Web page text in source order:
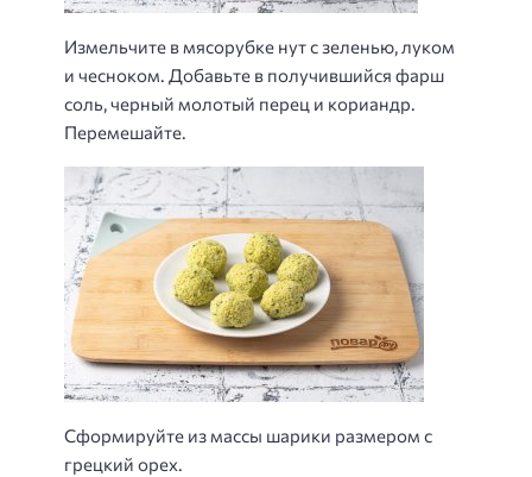
Измельчите в мясорубке нут с зеленью, луком
и чесноком. Добавьте в получившийся фарш
соль, черный молотый перец и кориандр.
Перемешайте.
Сформируйте из массы шарики размером с
грецкий орех.